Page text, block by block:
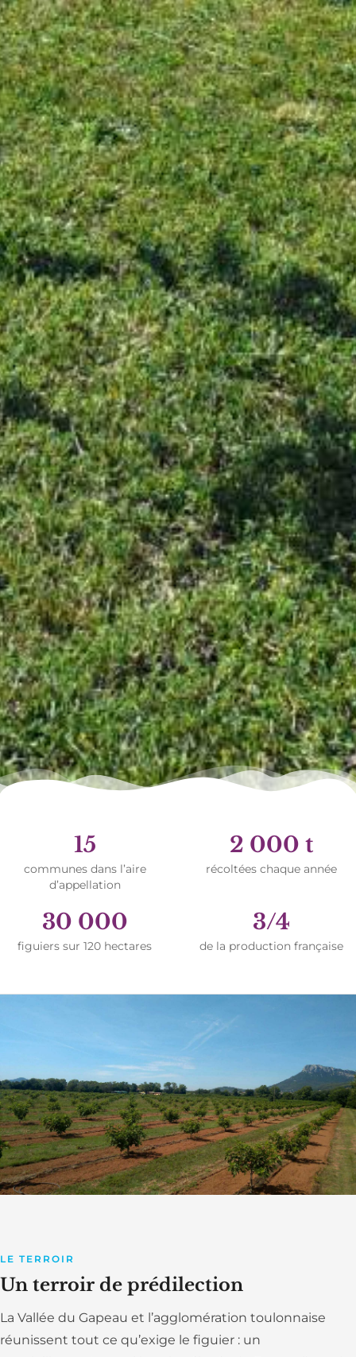
La Figue de Solliès en chiffres
15
communes dans l’aire
d’appellation
2 000 t
récoltées chaque année
30 000
figuiers sur 120 hectares
3/4
de la production française
LE TERROIR
Un terroir de prédilection
La Vallée du Gapeau et l’agglomération toulonnaise
réunissent tout ce qu’exige le figuier : un